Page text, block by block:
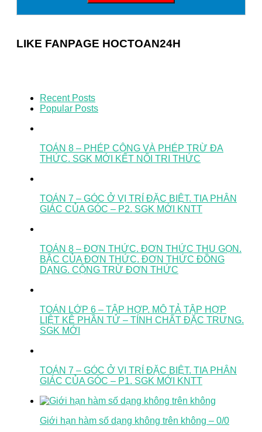
LIKE FANPAGE HOCTOAN24H
Recent Posts
Popular Posts
TOÁN 8 – PHÉP CỘNG VÀ PHÉP TRỪ ĐA
THỨC. SGK MỚI KẾT NỐI TRI THỨC
TOÁN 7 – GÓC Ở VỊ TRÍ ĐẶC BIỆT. TIA PHÂN
GIÁC CỦA GÓC – P2. SGK MỚI KNTT
TOÁN 8 – ĐƠN THỨC. ĐƠN THỨC THU GỌN.
BẬC CỦA ĐƠN THỨC. ĐƠN THỨC ĐỒNG
DẠNG. CỘNG TRỪ ĐƠN THỨC
TOÁN LỚP 6 – TẬP HỢP. MÔ TẢ TẬP HỢP
LIỆT KÊ PHẦN TỬ – TÍNH CHẤT ĐẶC TRƯNG.
SGK MỚI
TOÁN 7 – GÓC Ở VỊ TRÍ ĐẶC BIỆT. TIA PHÂN
GIÁC CỦA GÓC – P1. SGK MỚI KNTT
Giới hạn hàm số dạng không trên không – 0/0